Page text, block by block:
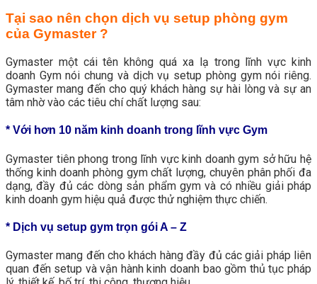
Tại sao nên chọn dịch vụ setup phòng gym
của Gymaster ?
Gymaster một cái tên không quá xa lạ trong lĩnh vực kinh
doanh Gym nói chung và dịch vụ setup phòng gym nói riêng.
Gymaster mang đến cho quý khách hàng sự hài lòng và sự an
tâm nhờ vào các tiêu chí chất lượng sau:
* Với hơn 10 năm kinh doanh trong lĩnh vực Gym
Gymaster tiên phong trong lĩnh vực kinh doanh gym sở hữu hệ
thống kinh doanh phòng gym chất lượng, chuyên phân phối đa
dạng, đầy đủ các dòng sản phẩm gym và có nhiều giải pháp
kinh doanh gym hiệu quả được thử nghiệm thực chiến.
* Dịch vụ setup gym trọn gói A – Z
Gymaster mang đến cho khách hàng đầy đủ các giải pháp liên
quan đến setup và vận hành kinh doanh bao gồm thủ tục pháp